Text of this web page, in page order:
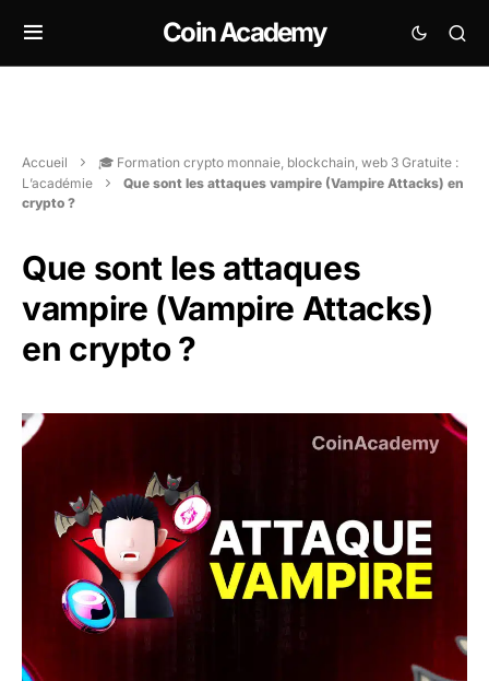
Coin Academy
Accueil
🎓 Formation crypto monnaie, blockchain, web 3 Gratuite :
L’académie
Que sont les attaques vampire (Vampire Attacks) en
crypto ?
Que sont les attaques
vampire (Vampire Attacks)
en crypto ?